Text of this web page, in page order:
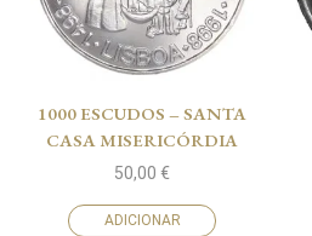
1000 ESCUDOS – SANTA
CASA MISERICÓRDIA
50,00 €
ADICIONAR